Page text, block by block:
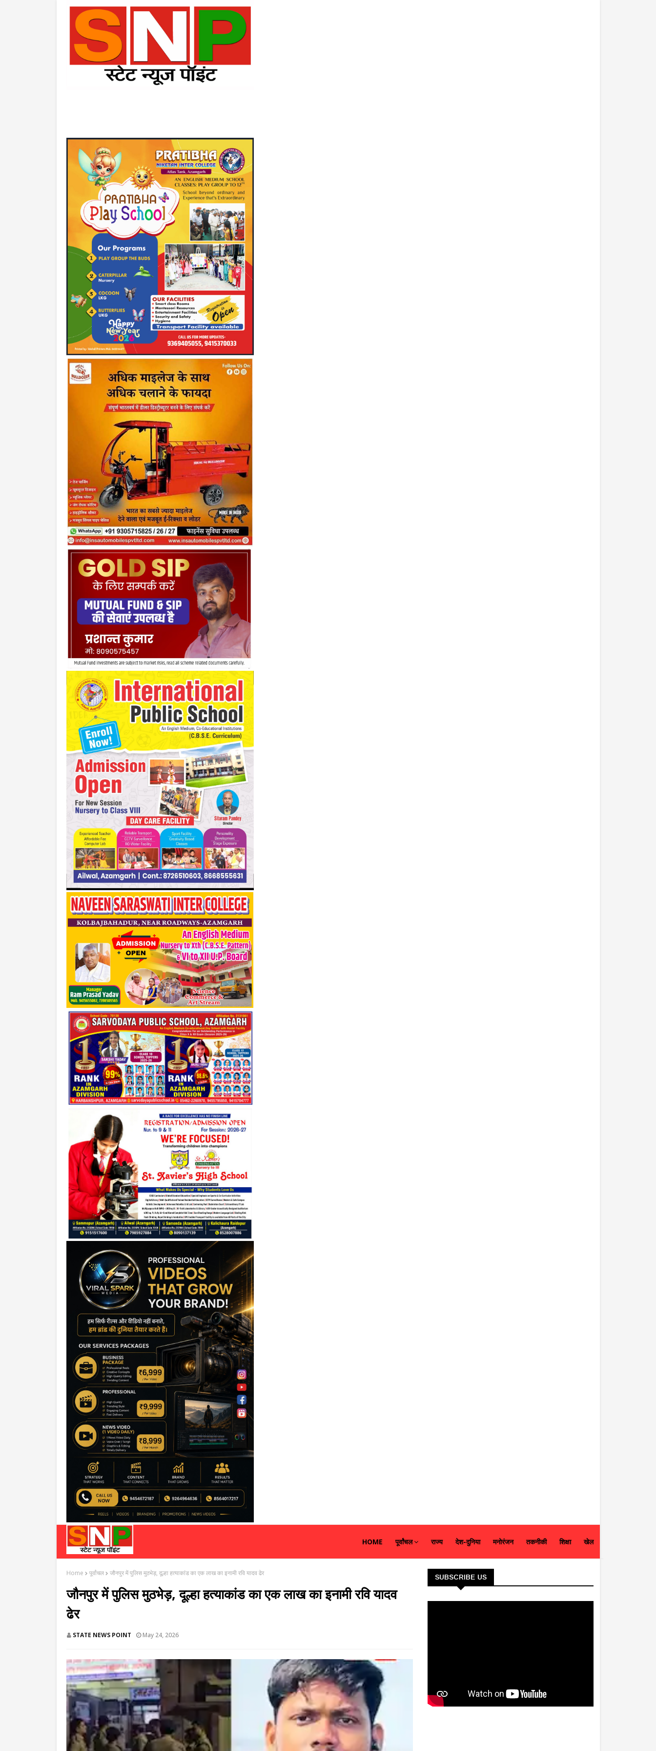
HOME पूर्वांचल राज्य देश-दुनिया मनोरंजन तकनीकी शिक्षा खेल
Home पूर्वांचल जौनपुर में पुलिस मुठभेड़, दूल्हा हत्याकांड का एक लाख का इनामी रवि यादव ढेर
जौनपुर में पुलिस मुठभेड़, दूल्हा हत्याकांड का एक लाख का इनामी रवि यादव
ढेर
STATE NEWS POINT May 24, 2026
SUBSCRIBE US